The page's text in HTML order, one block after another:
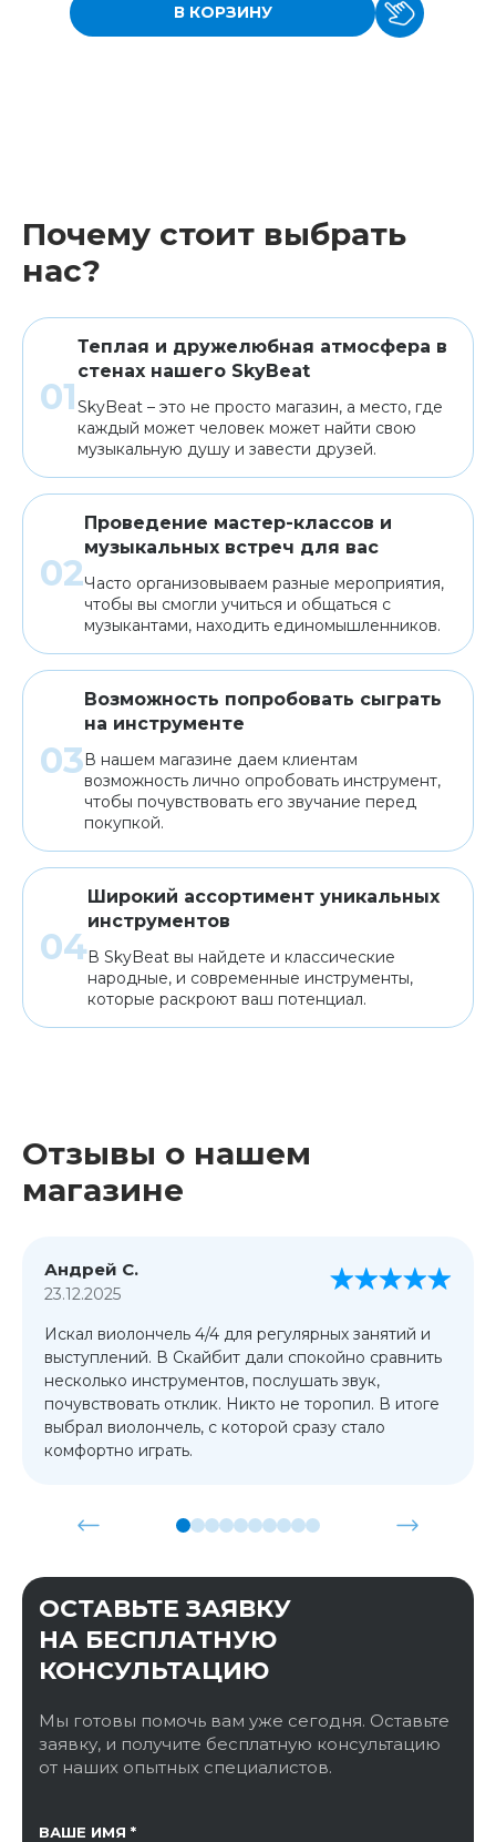
В КОРЗИНУ
Почему стоит выбрать
нас?
Теплая и дружелюбная атмосфера в
стенах нашего SkyBeat
SkyBeat – это не просто магазин, а место, где
каждый может человек может найти свою
музыкальную душу и завести друзей.
Проведение мастер-классов и
музыкальных встреч для вас
Часто организовываем разные мероприятия,
чтобы вы смогли учиться и общаться с
музыкантами, находить единомышленников.
Возможность попробовать сыграть
на инструменте
В нашем магазине даем клиентам
возможность лично опробовать инструмент,
чтобы почувствовать его звучание перед
покупкой.
Широкий ассортимент уникальных
инструментов
В SkyBeat вы найдете и классические
народные, и современные инструменты,
которые раскроют ваш потенциал.
Отзывы о нашем
магазине
Андрей С.
23.12.2025
Искал виолончель 4/4 для регулярных занятий и
выступлений. В Скайбит дали спокойно сравнить
несколько инструментов, послушать звук,
почувствовать отклик. Никто не торопил. В итоге
выбрал виолончель, с которой сразу стало
комфортно играть.
ОСТАВЬТЕ ЗАЯВКУ
НА БЕСПЛАТНУЮ
КОНСУЛЬТАЦИЮ
Мы готовы помочь вам уже сегодня. Оставьте
заявку, и получите бесплатную консультацию
от наших опытных специалистов.
ВАШЕ ИМЯ
ССЫЛКА НА СТРАНИЦУ